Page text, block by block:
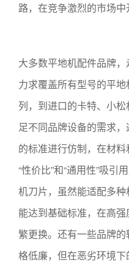
路，在竞争激烈的市场中
大多数平地机配件品牌，
力求覆盖所有型号的平
列，到进口的卡特、小
足不同品牌设备的需求
的标准进行仿制，在材
“性价比”和“通用性”吸引
机刀片，虽然能适配多
能达到基础标准，在高
繁更换。还有一些品牌
格低廉，但在恶劣环境